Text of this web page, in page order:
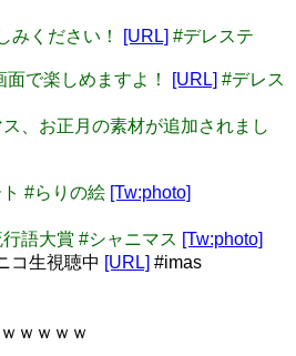
みください！ [URL] #デレステ
で楽しめますよ！ [URL] #デレス
、お正月の素材が追加されまし
#らりの絵 [Tw:photo]
語大賞 #シャニマス [Tw:photo]
コ生視聴中 [URL] #imas
ｗｗｗｗ